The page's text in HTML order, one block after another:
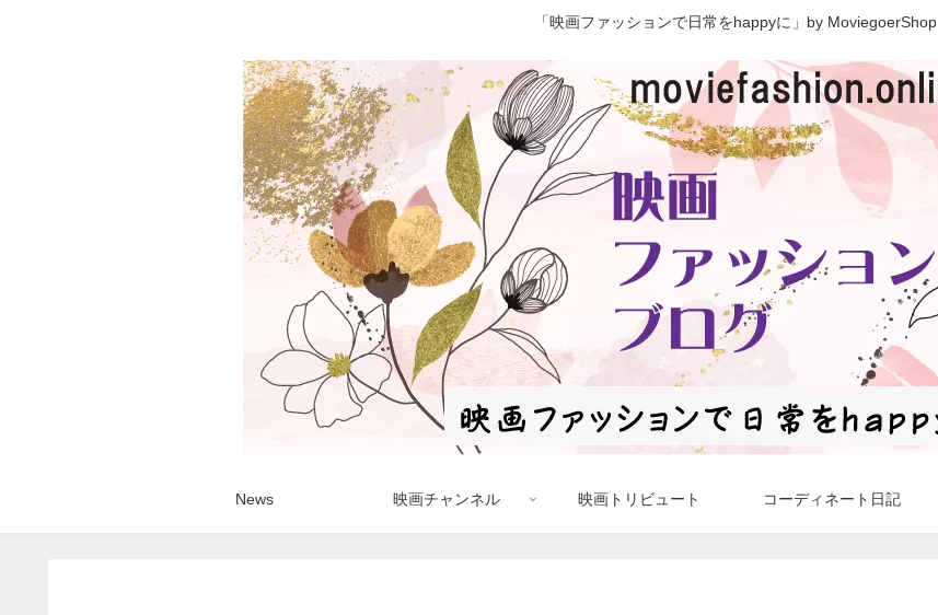
「映画ファッションで日常をhappyに」by MoviegoerShop
News 映画チャンネル 映画トリビュート コーディネート日記